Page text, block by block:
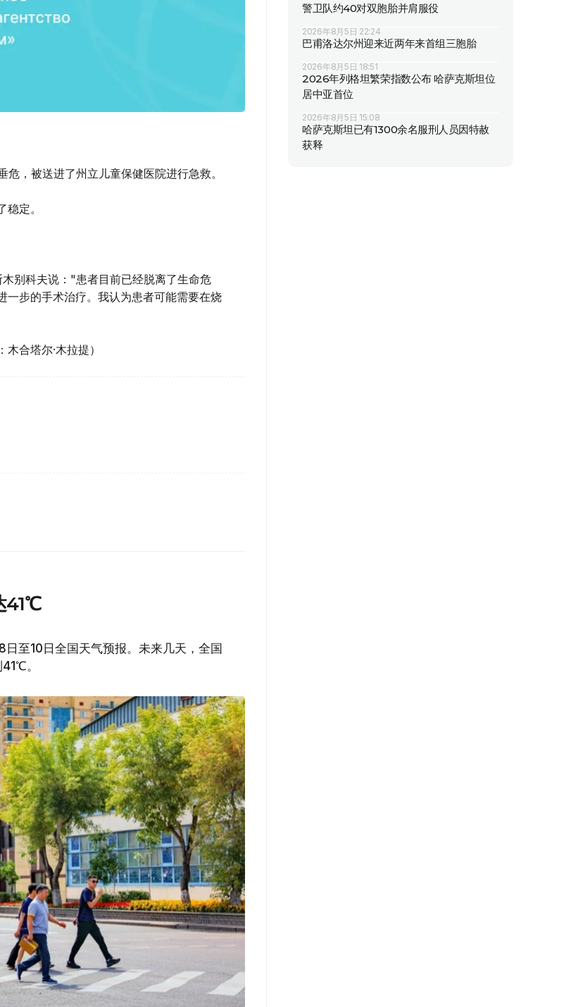
，被送进了州立儿童保健医院进行急救。
定。
别科夫说："患者目前已经脱离了生命危
一步的手术治疗。我认为患者可能需要在烧
合塔尔·木拉提）
41℃
至10日全国天气预报。未来几天，全国
。
警卫队约40对双胞胎并肩服役
2026年8月5日 22:24
巴甫洛达尔州迎来近两年来首组三胞胎
2026年8月5日 18:51
2026年列格坦繁荣指数公布 哈萨克斯坦位
居中亚首位
2026年8月5日 15:08
哈萨克斯坦已有1300余名服刑人员因特赦
获释